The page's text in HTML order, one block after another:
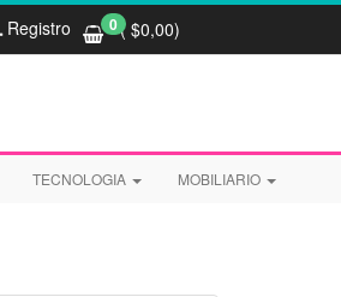
Registro 0( $0,00)
TECNOLOGIA MOBILIARIO